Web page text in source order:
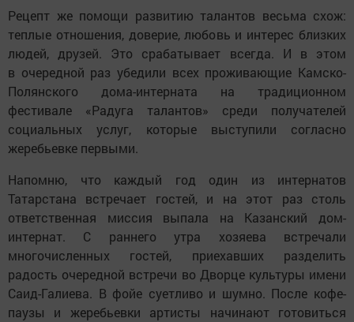
Рецепт же помощи развитию талантов весьма схож:
теплые отношения, доверие, любовь и интерес близких
людей, друзей. Это срабатывает всегда. И в этом
в очередной раз убедили всех проживающие Камско-
Полянского дома-интерната на традиционном
фестивале «Радуга талантов» среди получателей
социальных услуг, которые выступили согласно
жеребьевке первыми.
Напомню, что каждый год один из интернатов
Татарстана встречает гостей, и на этот раз столь
ответственная миссия выпала на Казанский дом-
интернат. С раннего утра хозяева встречали
многочисленных гостей, приехавших разделить
радость очередной встречи во Дворце культуры имени
Саид-Галиева. В фойе суетливо и шумно. После кофе-
паузы и жеребьевки артисты начинают готовиться